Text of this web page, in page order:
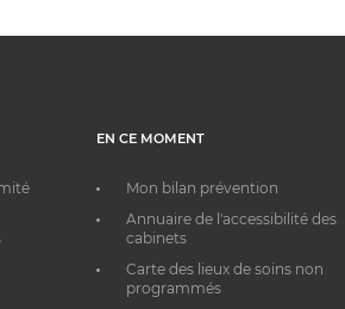
EN CE MOMENT
Mon bilan prévention
Annuaire de l'accessibilité des
cabinets
Carte des lieux de soins non
programmés